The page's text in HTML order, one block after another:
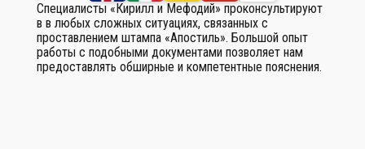
Специалисты «Кирилл и Мефодий» проконсультируют
в в любых сложных ситуациях, связанных с
проставлением штампа «Апостиль». Большой опыт
работы с подобными документами позволяет нам
предоставлять обширные и компетентные пояснения.